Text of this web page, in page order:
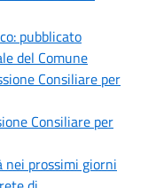
pubblicato
del Comune
Consiliare per
Consiliare per
nei prossimi giorni